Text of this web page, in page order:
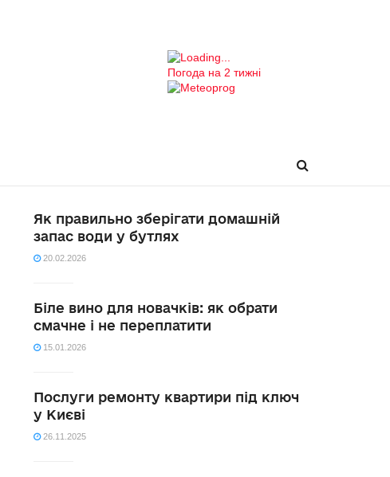
Погода на 2 тижні
Як правильно зберігати домашній
запас води у бутлях
20.02.2026
Біле вино для новачків: як обрати
смачне і не переплатити
15.01.2026
Послуги ремонту квартири під ключ
у Києві
26.11.2025